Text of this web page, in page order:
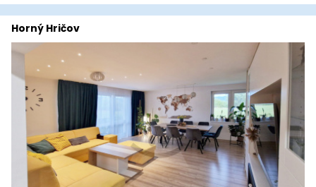
Horný Hričov